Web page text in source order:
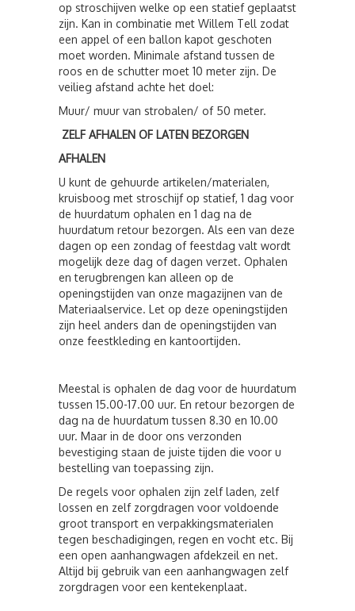
op stroschijven welke op een statief geplaatst
zijn. Kan in combinatie met Willem Tell zodat
een appel of een ballon kapot geschoten
moet worden. Minimale afstand tussen de
roos en de schutter moet 10 meter zijn. De
veilieg afstand achte het doel:
Muur/ muur van strobalen/ of 50 meter.
ZELF AFHALEN OF LATEN BEZORGEN
AFHALEN
U kunt de gehuurde artikelen/materialen,
kruisboog met stroschijf op statief, 1 dag voor
de huurdatum ophalen en 1 dag na de
huurdatum retour bezorgen. Als een van deze
dagen op een zondag of feestdag valt wordt
mogelijk deze dag of dagen verzet. Ophalen
en terugbrengen kan alleen op de
openingstijden van onze magazijnen van de
Materiaalservice. Let op deze openingstijden
zijn heel anders dan de openingstijden van
onze feestkleding en kantoortijden.
Meestal is ophalen de dag voor de huurdatum
tussen 15.00-17.00 uur. En retour bezorgen de
dag na de huurdatum tussen 8.30 en 10.00
uur. Maar in de door ons verzonden
bevestiging staan de juiste tijden die voor u
bestelling van toepassing zijn.
De regels voor ophalen zijn zelf laden, zelf
lossen en zelf zorgdragen voor voldoende
groot transport en verpakkingsmaterialen
tegen beschadigingen, regen en vocht etc. Bij
een open aanhangwagen afdekzeil en net.
Altijd bij gebruik van een aanhangwagen zelf
zorgdragen voor een kentekenplaat.